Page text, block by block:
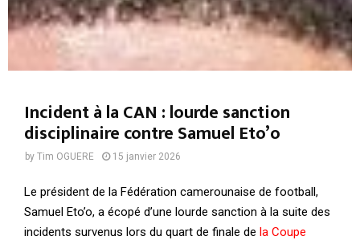
Incident à la CAN : lourde sanction
disciplinaire contre Samuel Eto’o
by Tim OGUERE 15 janvier 2026
Le président de la Fédération camerounaise de football,
Samuel Eto’o, a écopé d’une lourde sanction à la suite des
incidents survenus lors du quart de finale de la Coupe